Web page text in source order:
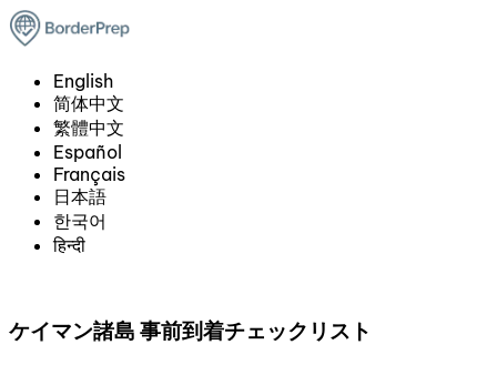
English
简体中文
繁體中文
Español
Français
日本語
한국어
हिन्दी
ケイマン諸島 事前到着チェックリスト